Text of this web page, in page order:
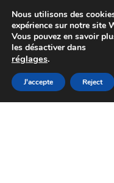
Colissimo
Du lundi au
Aller
à
Aller
au
Nous utilisons des
expérience sur notre site
Vous pouvez en savoir
les désactiver dans
réglages.
J'accepte Reject